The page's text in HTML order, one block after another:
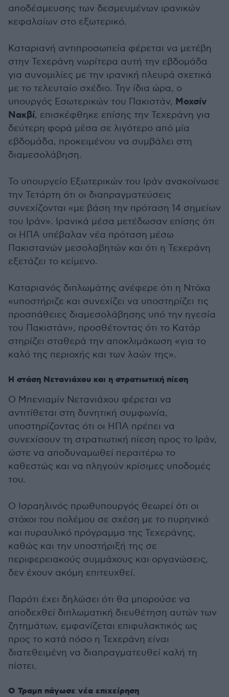
αποδέσμευσης των δεσμευμένων ιρανικών
κεφαλαίων στο εξωτερικό.
Καταριανή αντιπροσωπεία φέρεται να μετέβη
στην Τεχεράνη νωρίτερα αυτή την εβδομάδα
για συνομιλίες με την ιρανική πλευρά σχετικά
με το τελευταίο σχέδιο. Την ίδια ώρα, ο
υπουργός Εσωτερικών του Πακιστάν, Μοχσίν
Νακβί, επισκέφθηκε επίσης την Τεχεράνη για
δεύτερη φορά μέσα σε λιγότερο από μία
εβδομάδα, προκειμένου να συμβάλει στη
διαμεσολάβηση.
Το υπουργείο Εξωτερικών του Ιράν ανακοίνωσε
την Τετάρτη ότι οι διαπραγματεύσεις
συνεχίζονται «με βάση την πρόταση 14 σημείων
του Ιράν». Ιρανικά μέσα μετέδωσαν επίσης ότι
οι ΗΠΑ υπέβαλαν νέα πρόταση μέσω
Πακιστανών μεσολαβητών και ότι η Τεχεράνη
εξετάζει το κείμενο.
Καταριανός διπλωμάτης ανέφερε ότι η Ντόχα
«υποστήριζε και συνεχίζει να υποστηρίζει τις
προσπάθειες διαμεσολάβησης υπό την ηγεσία
του Πακιστάν», προσθέτοντας ότι το Κατάρ
στηρίζει σταθερά την αποκλιμάκωση «για το
καλό της περιοχής και των λαών της».
Η στάση Νετανιάχου και η στρατιωτική πίεση
Ο Μπενιαμίν Νετανιάχου φέρεται να
αντιτίθεται στη δυνητική συμφωνία,
υποστηρίζοντας ότι οι ΗΠΑ πρέπει να
συνεχίσουν τη στρατιωτική πίεση προς το Ιράν,
ώστε να αποδυναμωθεί περαιτέρω το
καθεστώς και να πληγούν κρίσιμες υποδομές
του.
Ο Ισραηλινός πρωθυπουργός θεωρεί ότι οι
στόχοι του πολέμου σε σχέση με το πυρηνικό
και πυραυλικό πρόγραμμα της Τεχεράνης,
καθώς και την υποστήριξή της σε
περιφερειακούς συμμάχους και οργανώσεις,
δεν έχουν ακόμη επιτευχθεί.
Παρότι έχει δηλώσει ότι θα μπορούσε να
αποδεχθεί διπλωματική διευθέτηση αυτών των
ζητημάτων, εμφανίζεται επιφυλακτικός ως
προς το κατά πόσο η Τεχεράνη είναι
διατεθειμένη να διαπραγματευθεί καλή τη
πίστει.
Ο Τραμπ πάγωσε νέα επιχείρηση